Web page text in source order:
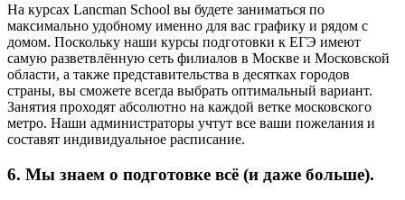
На курсах Lancman School вы будете заниматься по
максимально удобному именно для вас графику и рядом с
домом. Поскольку наши курсы подготовки к ЕГЭ имеют
самую разветвлённую сеть филиалов в Москве и Московской
области, а также представительства в десятках городов
страны, вы сможете всегда выбрать оптимальный вариант.
Занятия проходят абсолютно на каждой ветке московского
метро. Наши администраторы учтут все ваши пожелания и
составят индивидуальное расписание.
6. Мы знаем о подготовке всё (и даже больше).